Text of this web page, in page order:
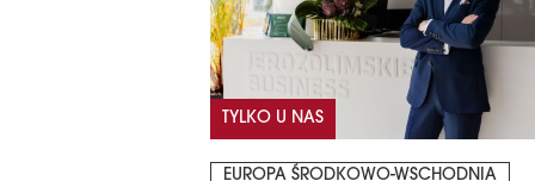
TYLKO U NAS
EUROPA ŚRODKOWO-WSCHODNIA